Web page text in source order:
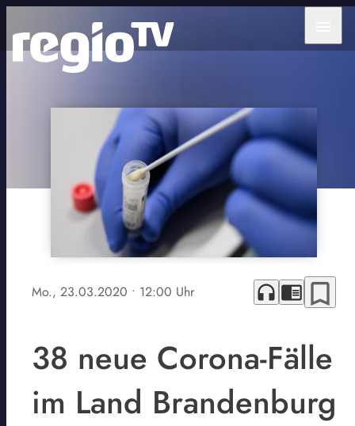
Mo., 23.03.2020 • 12:00 Uhr headphones chrome_reader_mode bookmark_border
38 neue Corona-Fälle
im Land Brandenburg